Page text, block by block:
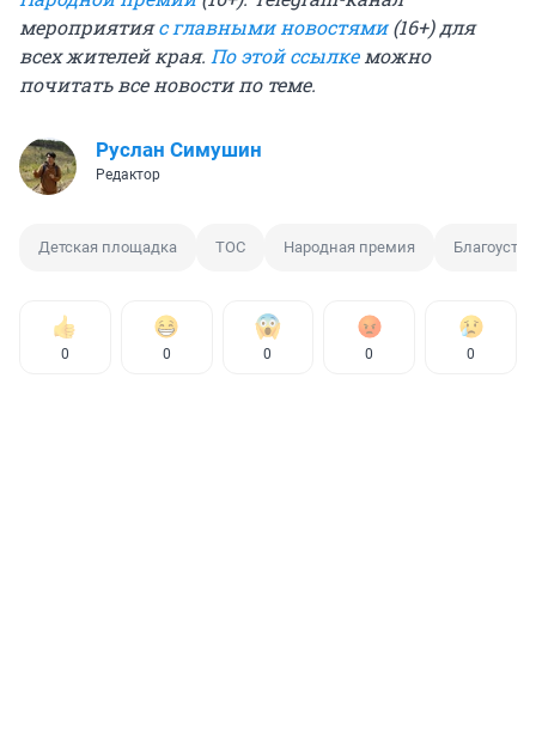
мероприятияс главными новостями(16+) для
всех жителей края. По этой ссылкеможно
почитать все новости по теме.
Руслан Симушин
Редактор
Детская площадка ТОС Народная премия
0 0 0 0 0